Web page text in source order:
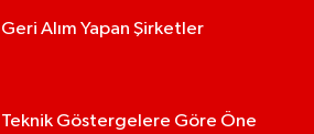
Geri Alım Yapan Şirketler
Teknik Göstergelere Göre Öne